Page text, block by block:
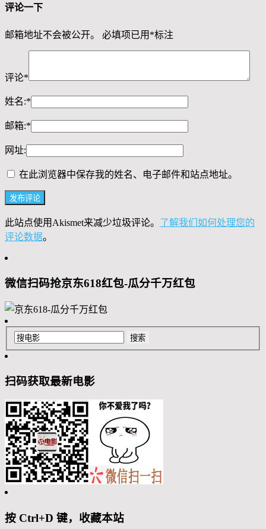
评论一下
邮箱地址不会被公开。 必填项已用 *标注
评论*
姓名:*
邮箱:*
网址:
在此浏览器中保存我的姓名、电子邮件和站点地址。
此站点使用Akismet来减少垃圾评论。 了解我们如何处理您的
评论数据。
微信扫码抢京东618红包-瓜分千万红包
扫码获取最新电影
按 Ctrl+D 键，收藏本站